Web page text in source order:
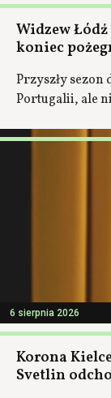
Widzew
koniec
Przyszły sezon
Portugalii, ale
6 sierpnia 2026
Korona
Svetlin